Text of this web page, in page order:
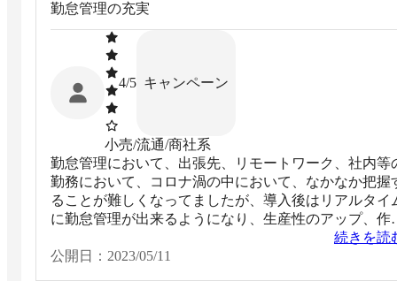
勤怠管理の充実
4/5 キャンペーン
小売/流通/商社系
勤怠管理において、出張先、リモートワーク、社内等
勤務において、コロナ渦の中において、なかなか把握
ることが難しくなってましたが、導入後はリアルタイ
に勤怠管理が出来るようになり、生産性のアップ、作
効率のアップ、コストカットが実現できるようになり
した。
続きを読
公開日： 2023/05/11